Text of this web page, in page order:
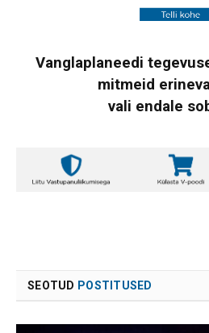
Vanglaplaneedi
mitmeid
vali endale
SEOTUD POSTITUSED